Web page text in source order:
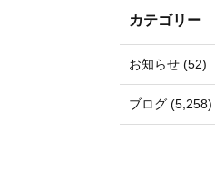
カテゴリー
お知らせ (52)
ブログ (5,258)